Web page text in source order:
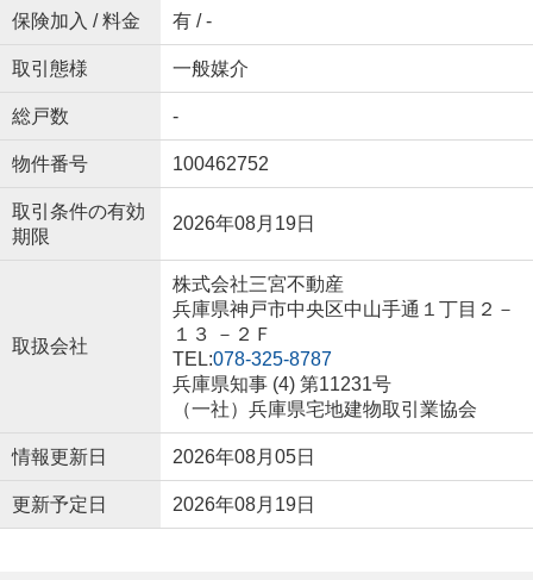
保険加入 / 料金 有 / -
取引態様 一般媒介
総戸数 -
物件番号 100462752
取引条件の有効
期限
2026年08月19日
取扱会社
株式会社三宮不動産
兵庫県神戸市中央区中山手通１丁目２－
１３ －２Ｆ
TEL:078-325-8787
兵庫県知事 (4) 第11231号
（一社）兵庫県宅地建物取引業協会
情報更新日 2026年08月05日
更新予定日 2026年08月19日